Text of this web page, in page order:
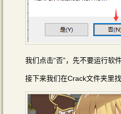
我们点击“否”，先不要运行软件
接下来我们在Crack文件夹里